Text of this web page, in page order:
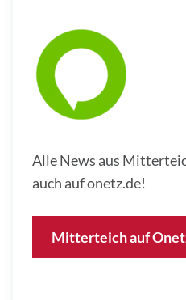
Alle News aus
auch auf onetz.de!
Mitterteich auf